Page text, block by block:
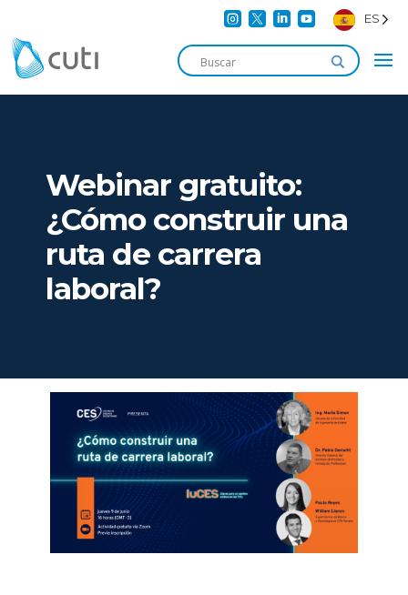
    ES
Webinar gratuito:
¿Cómo construir una
ruta de carrera
laboral?